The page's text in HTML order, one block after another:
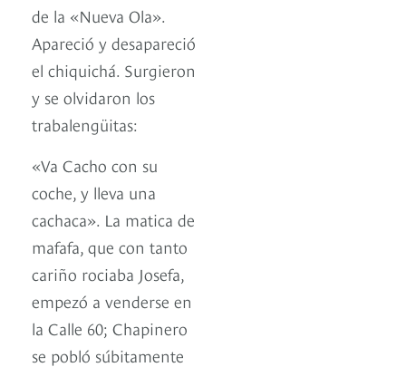
de la «Nueva Ola».
Apareció y desapareció
el chiquichá. Surgieron
y se olvidaron los
trabalengüitas:
«Va Cacho con su
coche, y lleva una
cachaca». La matica de
mafafa, que con tanto
cariño rociaba Josefa,
empezó a venderse en
la Calle 60; Chapinero
se pobló súbitamente